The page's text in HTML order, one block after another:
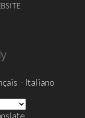
- Italiano